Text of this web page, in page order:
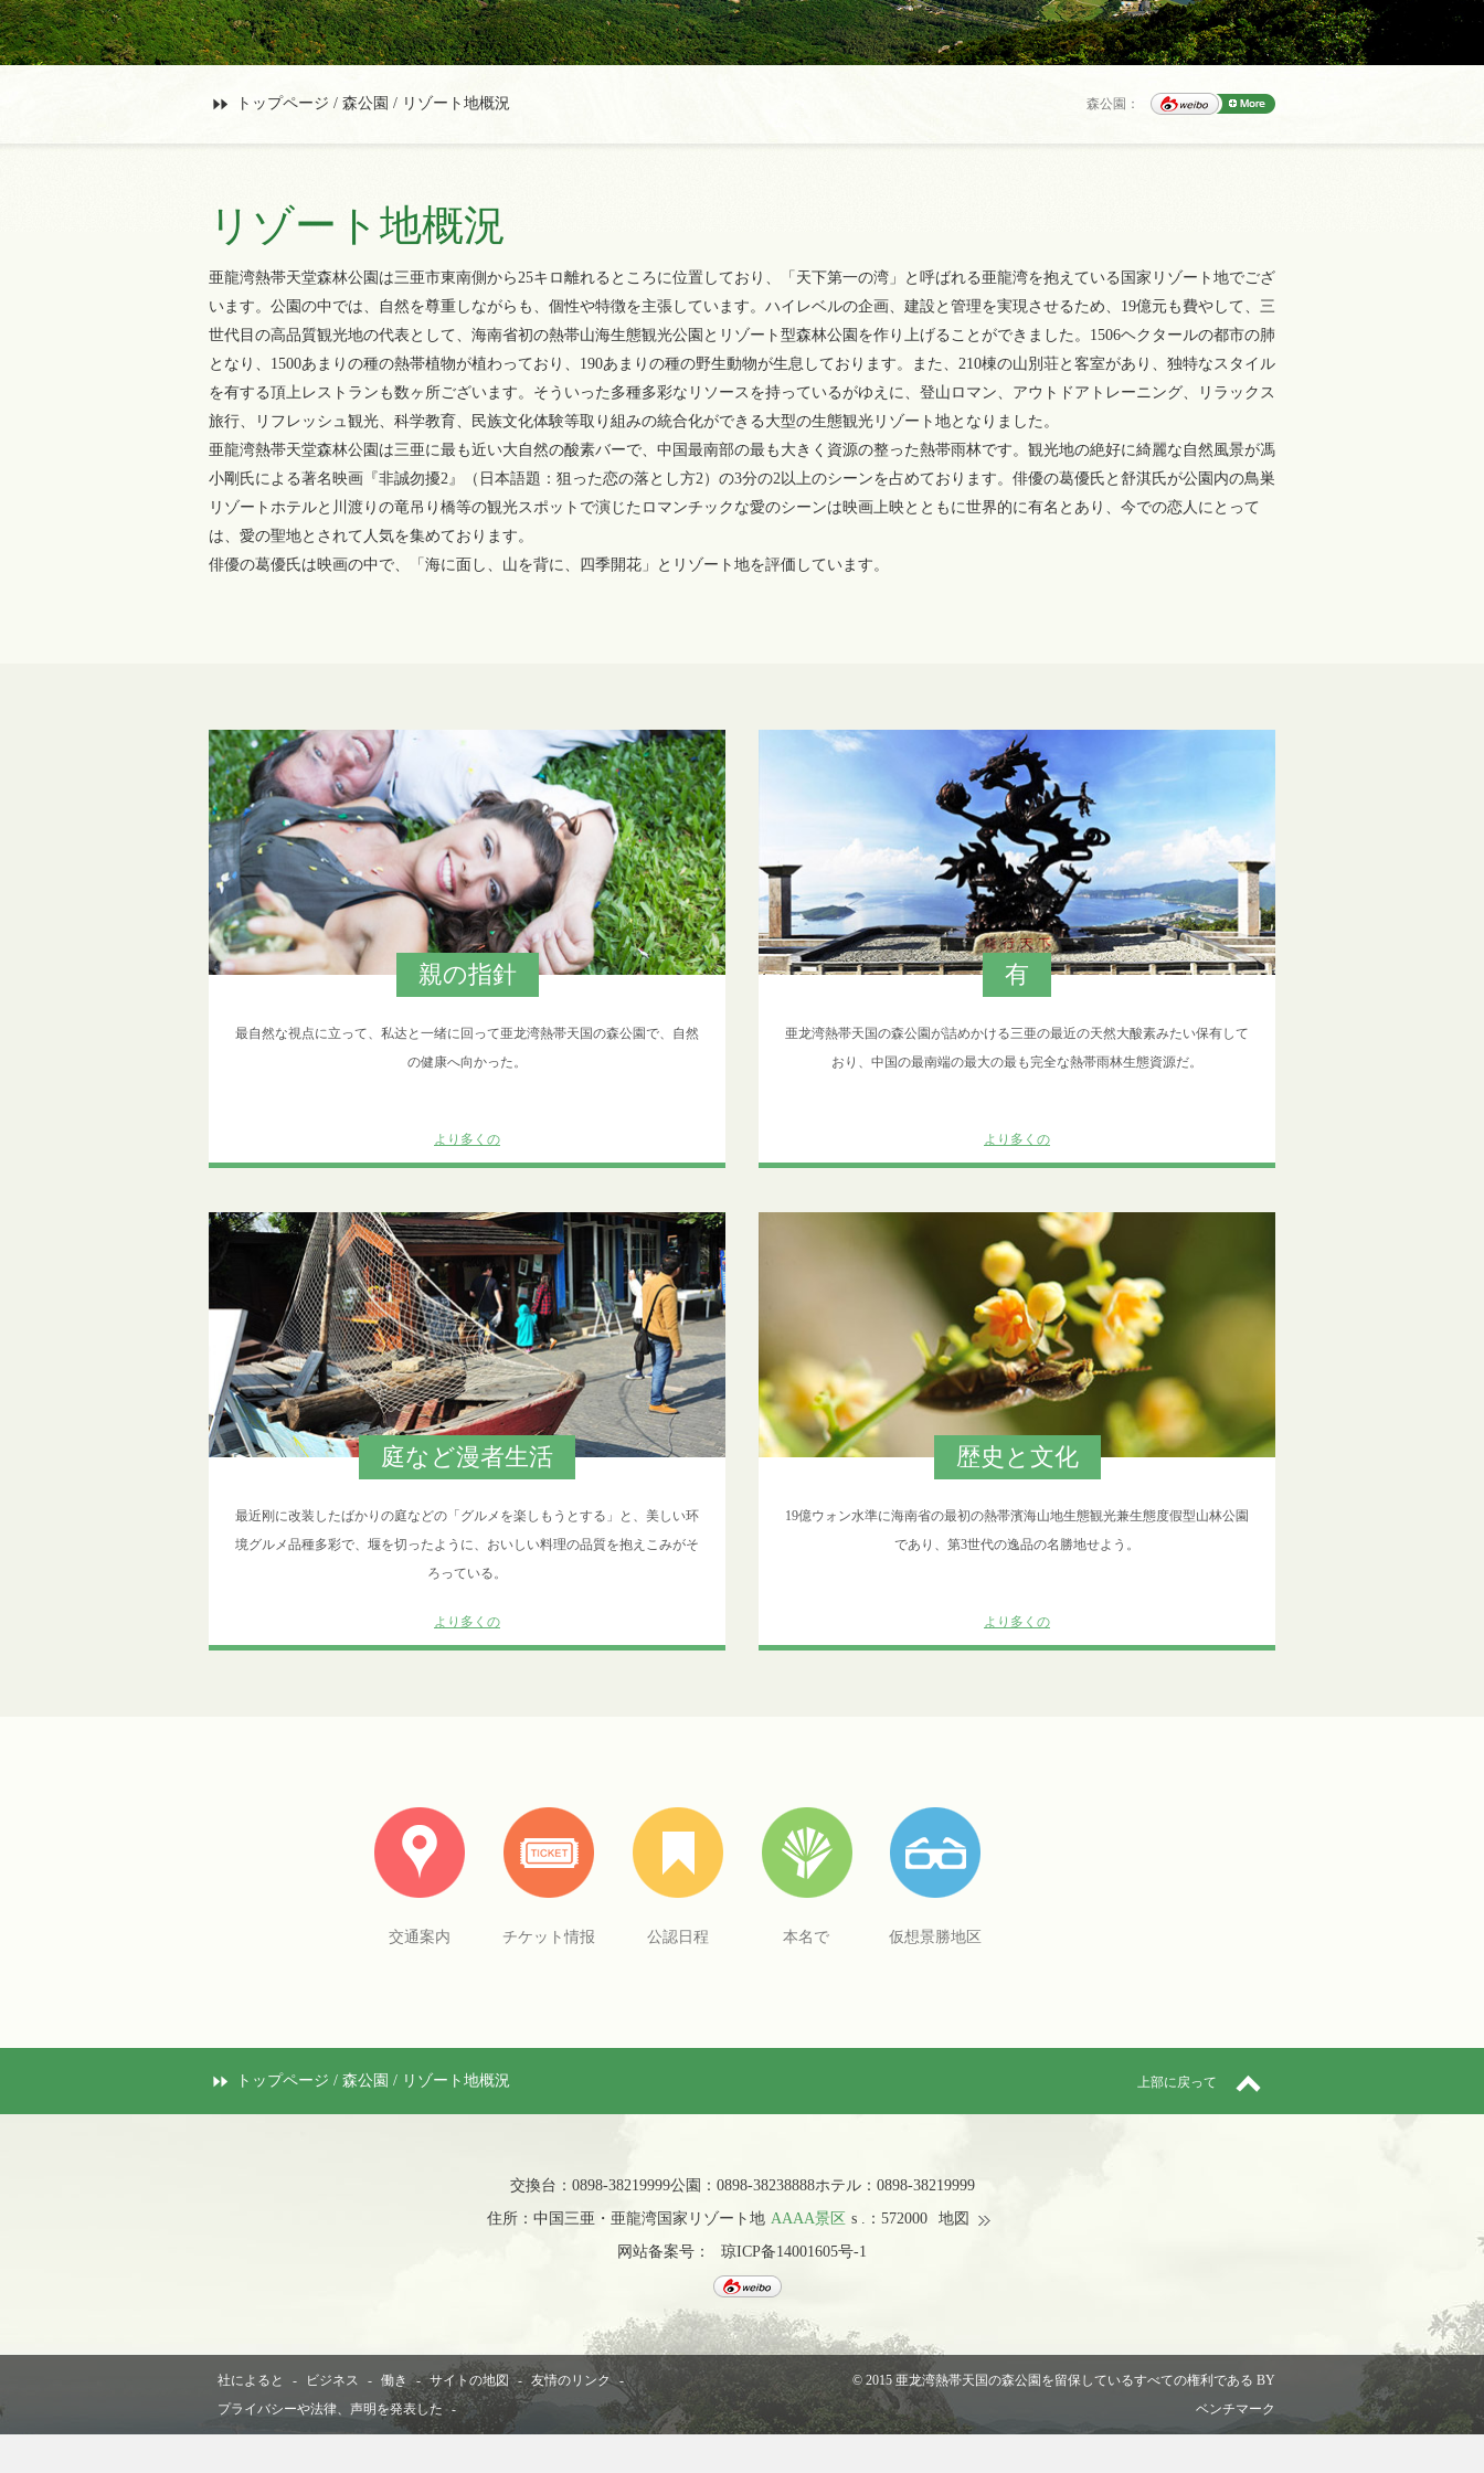
トップページ / 森公園 / リゾート地概況 森公園：
リゾート地概況
亜龍湾熱帯天堂森林公園は三亜市東南側から25キロ離れるところに位置しており、「天下第一の湾」と呼ばれる亜龍湾を抱えている国家リゾート地でござ
います。公園の中では、自然を尊重しながらも、個性や特徴を主張しています。ハイレベルの企画、建設と管理を実現させるため、19億元も費やして、三
世代目の高品質観光地の代表として、海南省初の熱帯山海生態観光公園とリゾート型森林公園を作り上げることができました。1506ヘクタールの都市の肺
となり、1500あまりの種の熱帯植物が植わっており、190あまりの種の野生動物が生息しております。また、210棟の山別荘と客室があり、独特なスタイル
を有する頂上レストランも数ヶ所ございます。そういった多種多彩なリソースを持っているがゆえに、登山ロマン、アウトドアトレーニング、リラックス
旅行、リフレッシュ観光、科学教育、民族文化体験等取り組みの統合化ができる大型の生態観光リゾート地となりました。
亜龍湾熱帯天堂森林公園は三亜に最も近い大自然の酸素バーで、中国最南部の最も大きく資源の整った熱帯雨林です。観光地の絶好に綺麗な自然風景が馮
小剛氏による著名映画『非誠勿擾2』（日本語題：狙った恋の落とし方2）の3分の2以上のシーンを占めております。俳優の葛優氏と舒淇氏が公園内の鳥巣
リゾートホテルと川渡りの竜吊り橋等の観光スポットで演じたロマンチックな愛のシーンは映画上映とともに世界的に有名とあり、今での恋人にとって
は、愛の聖地とされて人気を集めております。
俳優の葛優氏は映画の中で、「海に面し、山を背に、四季開花」とリゾート地を評価しています。
親の指針
最自然な視点に立って、私达と一绪に回って亜龙湾熱帯天国の森公園で、自然
の健康へ向かった。
より多くの
有
亜龙湾熱帯天国の森公園が詰めかける三亜の最近の天然大酸素みたい保有して
おり、中国の最南端の最大の最も完全な熱帯雨林生態資源だ。
より多くの
庭など漫者生活
最近刚に改装したばかりの庭などの「グルメを楽しもうとする」と、美しい环
境グルメ品種多彩で、堰を切ったように、おいしい料理の品質を抱えこみがそ
ろっている。
より多くの
歴史と文化
19億ウォン水準に海南省の最初の熱帯濱海山地生態観光兼生態度假型山林公園
であり、第3世代の逸品の名勝地せよう。
より多くの
交通案内 チケット情报 公認日程 本名で 仮想景勝地区
トップページ / 森公園 / リゾート地概況 上部に戻って
交換台：0898-38219999公園：0898-38238888ホテル：0898-38219999
住所：中国三亜・亜龍湾国家リゾート地 AAAA景区 s .：572000
地図
网站备案号：
琼ICP备14001605号-1
社によると - ビジネス - 働き - サイトの地図 - 友情のリンク -
プライバシーや法律、声明を発表した
-
© 2015 亜龙湾熱帯天国の森公園を留保しているすべての権利である BY
ベンチマーク